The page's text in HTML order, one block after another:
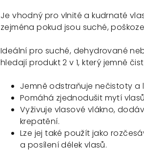
Je vhodný pro vlnité a kudrnaté
zejména pokud jsou suché,
Ideální pro suché, dehydrované
hledají produkt 2 v 1, který jemně
Jemně odstraňuje nečistoty a
Pomáhá zjednodušit mytí
Vyživuje vlasové vlákno,
krepatění.
Lze jej také použít jako
a posílení délek vlasů.